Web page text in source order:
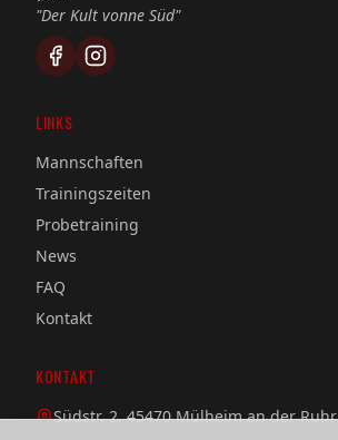
"Der Kult vonne Süd"
LINKS
Mannschaften
Trainingszeiten
Probetraining
News
FAQ
Kontakt
KONTAKT
Südstr. 2, 45470 Mülheim an der Ruhr